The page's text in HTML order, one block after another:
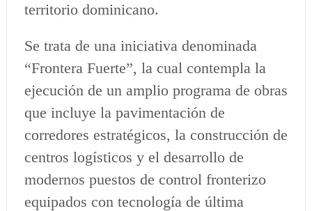
territorio dominicano.
Se trata de una iniciativa denominada
“Frontera Fuerte”, la cual contempla la
ejecución de un amplio programa de obras
que incluye la pavimentación de
corredores estratégicos, la construcción de
centros logísticos y el desarrollo de
modernos puestos de control fronterizo
equipados con tecnología de última